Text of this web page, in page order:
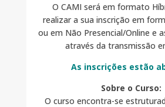
O CAMI será em formato
realizar a sua inscrição em
ou em Não Presencial/Online e
através da transmissão
As inscrições estão
Sobre o Curso:
O curso encontra-se